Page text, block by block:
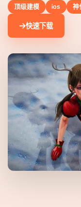
顶级建模 ios 神
快速下载